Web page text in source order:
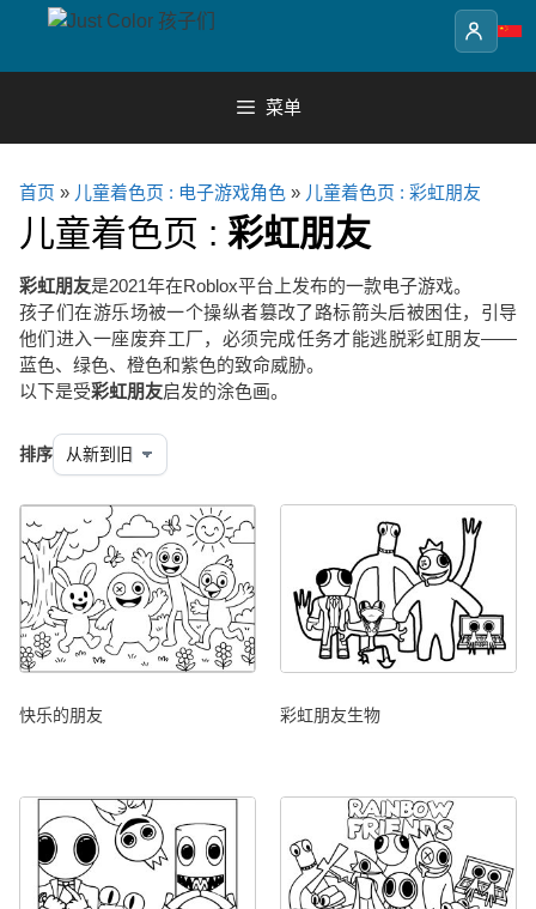
content
菜单
首页 » 儿童着色页 : 电子游戏角色 » 儿童着色页 : 彩虹朋友
儿童着色页 : 彩虹朋友
彩虹朋友是2021年在Roblox平台上发布的一款电子游戏。
孩子们在游乐场被一个操纵者篡改了路标箭头后被困住，引导
他们进入一座废弃工厂，必须完成任务才能逃脱彩虹朋友——
蓝色、绿色、橙色和紫色的致命威胁。
以下是受彩虹朋友启发的涂色画。
排序
快乐的朋友 彩虹朋友生物